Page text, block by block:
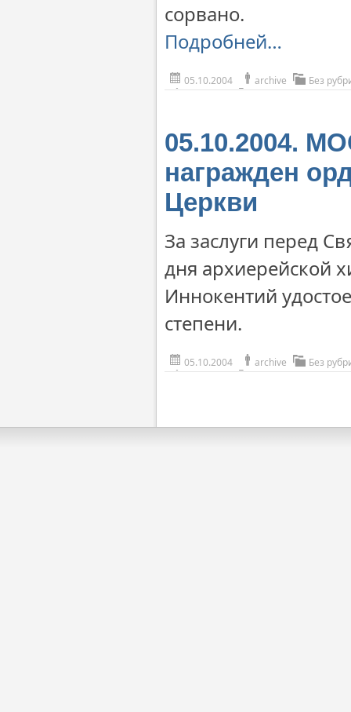
сорвано.
Подробней…
05.10.2004 archive Без
05.10.2004.
награжден
Церкви
За заслуги перед
дня архиерейской
Иннокентий
степени.
05.10.2004 archive Без